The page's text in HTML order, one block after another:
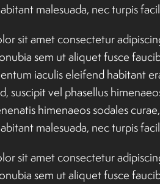
malesuada, nec turpis
sit amet consectetur
sem ut aliquet fusce
iaculis eleifend habitant
suscipit vel phasellus
himenaeos sodales
malesuada, nec turpis
sit amet consectetur
sem ut aliquet fusce